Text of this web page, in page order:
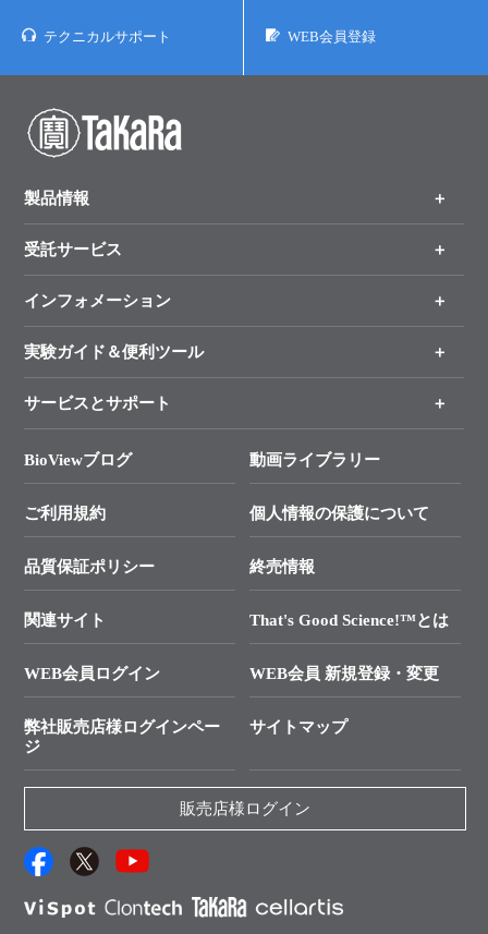
テクニカルサポート WEB会員登録
製品情報
製品一覧
手法から製品を探す
新製品情報
受託サービス
オンライン注文
インフォメーション
キャンペーン
タカラバイオ各種会員募集のお知らせ
終売製品のお知らせ
価格改定のご案内
技術セミナーのご案内
タカラバイオ発表文献
実験ガイド＆便利ツール
リアルタイムPCR実験のススメ
幹細胞・再生医療研究ガイド
クローニング実験ガイド
SMARTer NGSポータルサイト
プライマー設計
制限酵素切断サイトの検索
ユーザーズボイス集
抗体検索サイト
サービスとサポート
総合お問い合わせ
├ 実験コンシェルジュ
├ 受託サービスお問い合わせ
資料請求 機器関連
資料請求 受託関連
資料請求 核酸抽出・精製カタログ
サンプル請求一覧
BioViewブログ 動画ライブラリー
ご利用規約 個人情報の保護について
品質保証ポリシー 終売情報
関連サイト That's Good Science!™とは
WEB会員ログイン WEB会員 新規登録・変更
弊社販売店様ログインペー
ジ
サイトマップ
販売店様ログイン